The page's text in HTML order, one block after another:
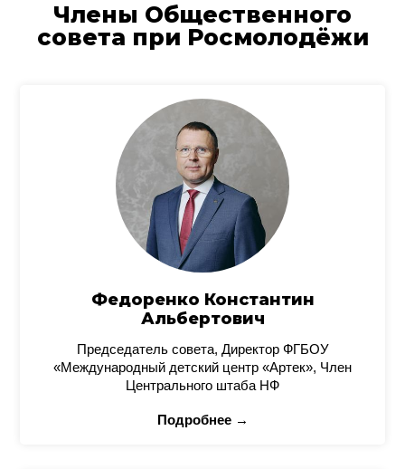
Члены Общественного
совета при Росмолодёжи
Федоренко Константин
Альбертович
Председатель совета, Директор ФГБОУ
«Международный детский центр «Артек», Член
Центрального штаба НФ
Подробнее →